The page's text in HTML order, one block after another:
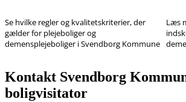
Se hvilke regler og kvalitetskriterier, der
gælder for plejeboliger og
demensplejeboliger i Svendborg Kommune
Læs
Kontakt Svendborg
boligvisitator